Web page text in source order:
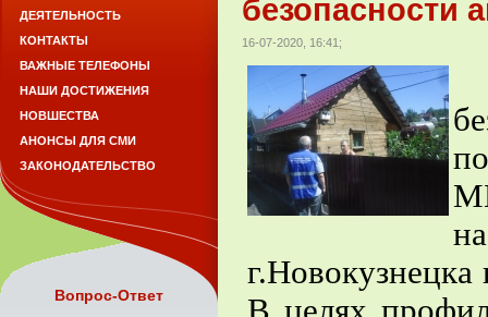
безопасности
16-07-2020, 16:41;
ДЕЯТЕЛЬНОСТЬ
КОНТАКТЫ
ВАЖНЫЕ ТЕЛЕФОНЫ
НАШИ ДОСТИЖЕНИЯ
НОВШЕСТВА
АНОНСЫ ДЛЯ СМИ
ЗАКОНОДАТЕЛЬСТВО
Вопрос-Ответ